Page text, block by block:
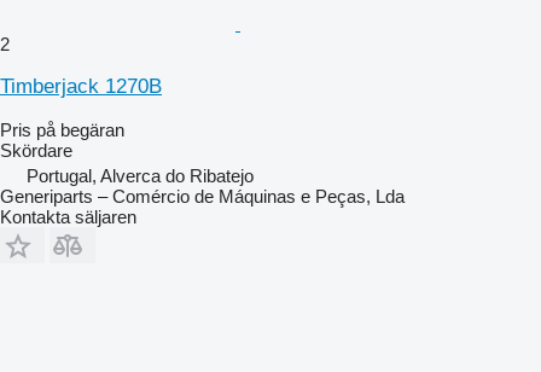
2
Timberjack 1270B
Pris på begäran
Skördare
Portugal, Alverca do Ribatejo
Generiparts – Comércio de Máquinas e Peças, Lda
Kontakta säljaren